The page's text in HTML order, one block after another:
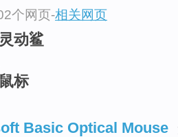
个网页-相关网页
动鲨
标
Basic Optical Mouse